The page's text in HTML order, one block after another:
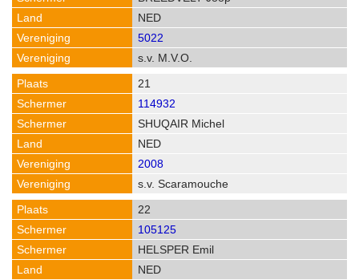
NED
5022
s.v. M.V.O.
21
114932
SHUQAIR Michel
NED
2008
s.v. Scaramouche
22
105125
HELSPER Emil
NED